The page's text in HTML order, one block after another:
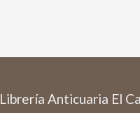
Librería Anticuaria El